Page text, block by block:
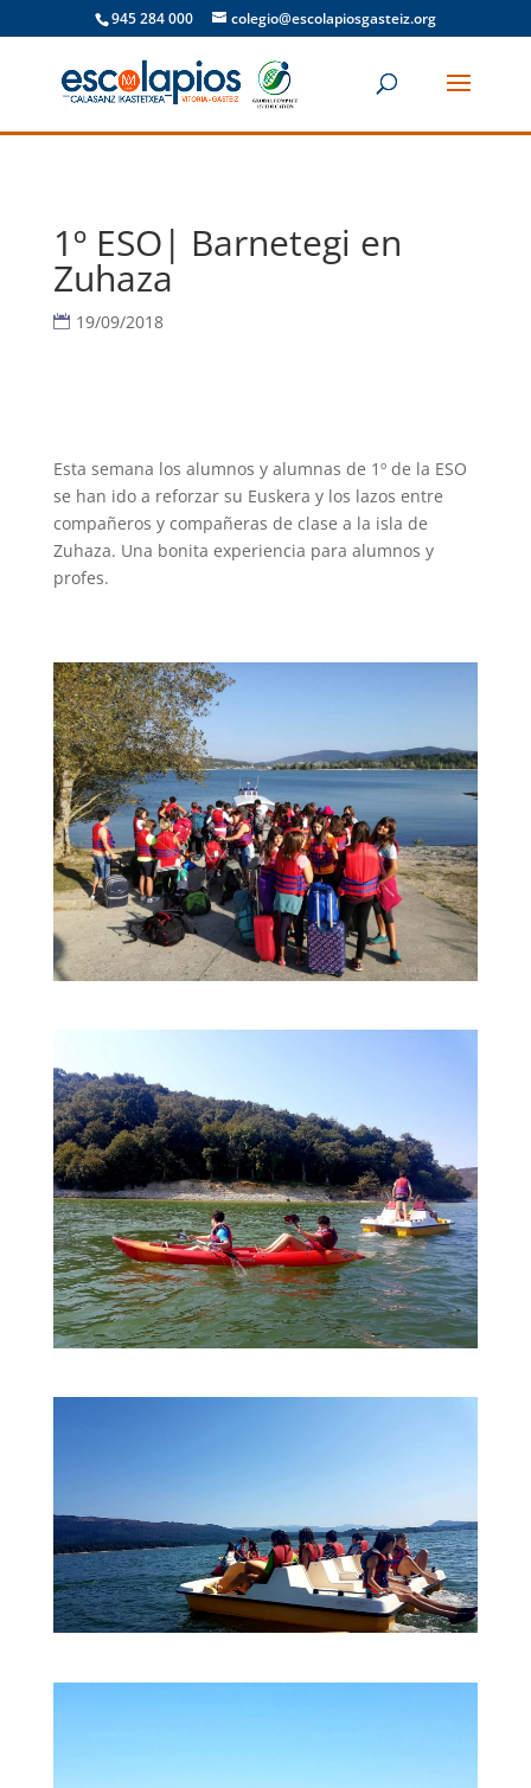
945 284 000 colegio@escolapiosgasteiz.org
1º ESO| Barnetegi en
Zuhaza
19/09/2018
Esta semana los alumnos y alumnas de 1º de la ESO
se han ido a reforzar su Euskera y los lazos entre
compañeros y compañeras de clase a la isla de
Zuhaza. Una bonita experiencia para alumnos y
profes.